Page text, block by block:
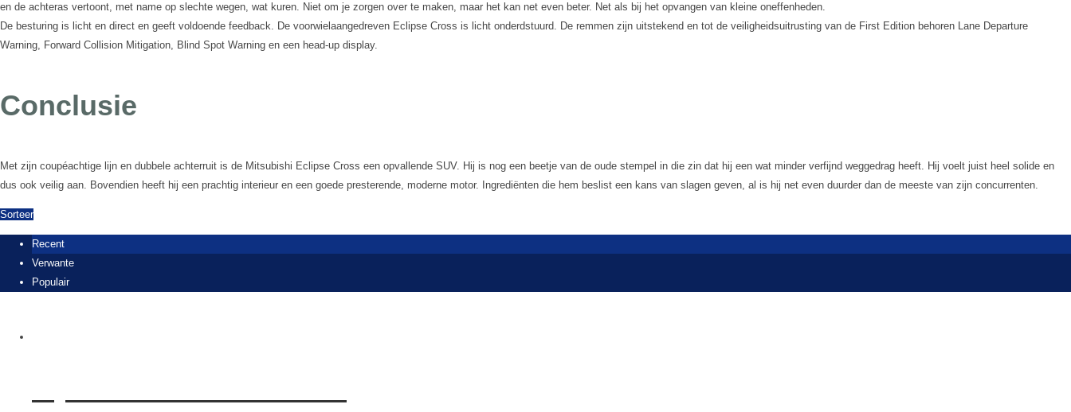
en de achteras vertoont, met name op slechte wegen, wat kuren. Niet om je zorgen over te maken, maar het kan net even beter. Net als bij het opvangen van kleine oneffenheden.
De besturing is licht en direct en geeft voldoende feedback. De voorwielaangedreven Eclipse Cross is licht onderdstuurd. De remmen zijn uitstekend en tot de veiligheidsuitrusting van de First Edition behoren Lane Departure
Warning, Forward Collision Mitigation, Blind Spot Warning en een head-up display.
Conclusie
Met zijn coupéachtige lijn en dubbele achterruit is de Mitsubishi Eclipse Cross een opvallende SUV. Hij is nog een beetje van de oude stempel in die zin dat hij een wat minder verfijnd weggedrag heeft. Hij voelt juist heel solide en
dus ook veilig aan. Bovendien heeft hij een prachtig interieur en een goede presterende, moderne motor. Ingrediënten die hem beslist een kans van slagen geven, al is hij net even duurder dan de meeste van zijn concurrenten.
Sorteer
Recent
Verwante
Populair